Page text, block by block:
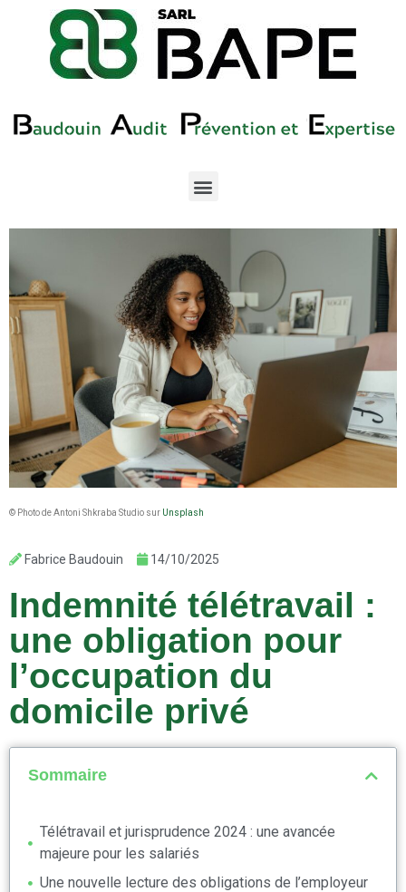
© Photo de Antoni Shkraba Studio sur Unsplash
Fabrice Baudouin 14/10/2025
Indemnité télétravail :
une obligation pour
l’occupation du
domicile privé
Sommaire
Télétravail et jurisprudence 2024 : une avancée
majeure pour les salariés
Une nouvelle lecture des obligations de l’employeur